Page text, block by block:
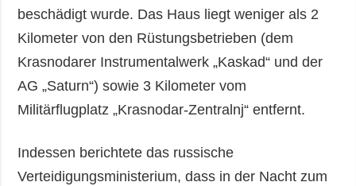
beschädigt wurde. Das Haus liegt weniger als 2
Kilometer von den Rüstungsbetrieben (dem
Krasnodarer Instrumentalwerk „Kaskad“ und der
AG „Saturn“) sowie 3 Kilometer vom
Militärflugplatz „Krasnodar-Zentralnj“ entfernt.
Indessen berichtete das russische
Verteidigungsministerium, dass in der Nacht zum